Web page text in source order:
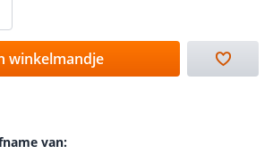
winkelmandje
van: